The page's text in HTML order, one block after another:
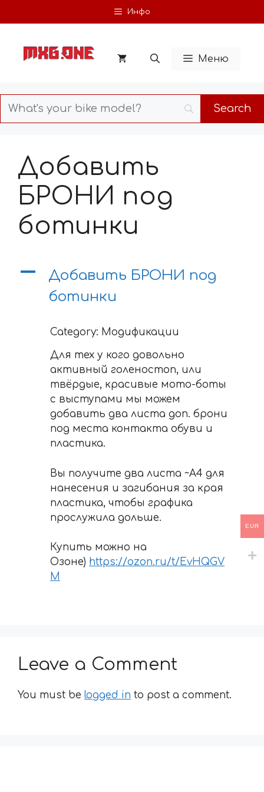
to
Инфо
Меню
Добавить
БРОНИ под
ботинки
A
Добавить БРОНИ под
ботинки
Category: Модификации
Для тех у кого довольно
активный голеностоп, или
твёрдые, красивые мото-боты
с выступами мы можем
добавить два листа доп. брони
под места контакта обуви и
пластика.
Вы получите два листа ~A4 для
нанесения и загибания за края
пластика, чтобы графика
прослужила дольше.
Купить можно на
Озоне) https://ozon.ru/t/EvHQGV
M
Leave a Comment
You must be logged in to post a comment.
EUR